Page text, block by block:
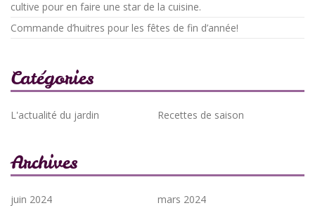
cultive pour en faire une star de la cuisine.
Commande d’huitres pour les fêtes de fin d’année!
Catégories
L'actualité du jardin Recettes de saison
Archives
juin 2024
mars 2024